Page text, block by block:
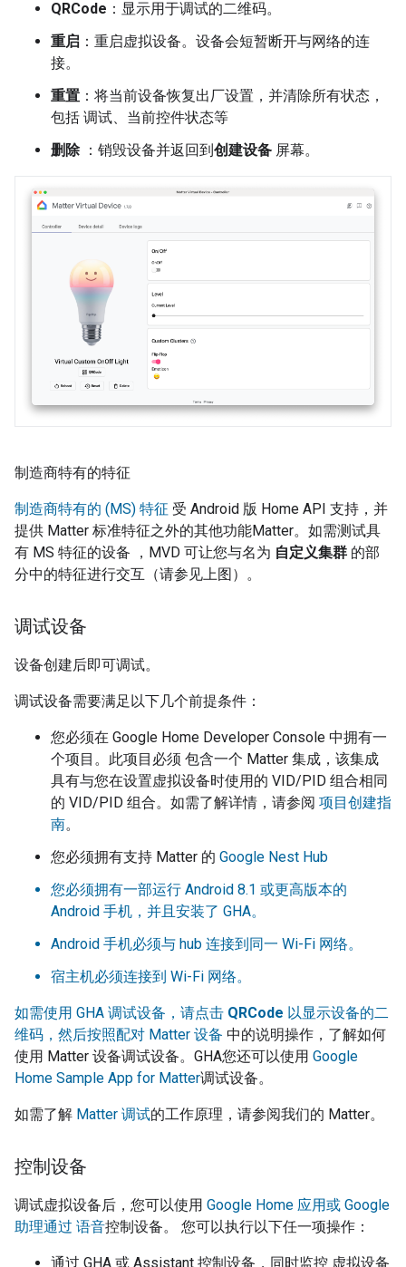
QRCode ：显示用于调试的二维码。
重启 ：重启虚拟设备。设备会短暂断开与网络的连
接。
重置 ：将当前设备恢复出厂设置，并清除所有状态，
包括 调试、当前控件状态等
删除：销毁设备并返回到 创建设备 屏幕。
制造商特有的特征
制造商特有的 (MS) 特征 受 Android 版 Home API 支持，并
提供 Matter 标准特征之外的其他功能Matter。如需测试具
有 MS 特征的设备 ， MVD 可让您与名为 自定义集群 的部
分中的特征进行交互（请参见上图）。
调试设备
设备创建后即可调试。
调试设备需要满足以下几个前提条件：
您必须在 Google Home Developer Console 中拥有一
个项目。此项目必须 包含一个 Matter 集成，该集成
具有与您在设置虚拟设备时使用的 VID/PID 组合相同
的 VID/PID 组合。如需了解详情，请参阅 项目创建指
南。
您必须拥有支持 Matter 的 Google Nest Hub
您必须拥有一部运行 Android 8.1 或更高版本的
Android 手机，并且安装了 GHA。
Android 手机必须与 hub 连接到同一 Wi-Fi 网络。
宿主机必须连接到 Wi-Fi 网络。
如需使用 GHA 调试设备，请点击 QRCode 以显示设备的二
维码，然后按照配对 Matter 设备 中的说明操作，了解如何
使用 Matter 设备调试设备。 GHA您还可以使用 Google
Home Sample App for Matter调试设备。
如需了解 Matter 调试的工作原理，请参阅我们的 Matter。
控制设备
调试虚拟设备后，您可以使用 Google Home 应用或 Google
助理通过 语音控制设备。 您可以执行以下任一项操作：
通过 GHA 或 Assistant 控制设备，同时监控 虚拟设备